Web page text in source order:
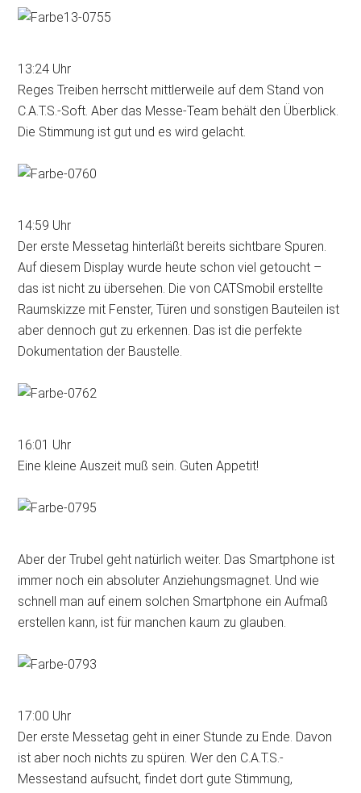
13:24 Uhr
Reges Treiben herrscht mittlerweile auf dem Stand von
C.A.T.S.-Soft. Aber das Messe-Team behält den Überblick.
Die Stimmung ist gut und es wird gelacht.
14:59 Uhr
Der erste Messetag hinterläßt bereits sichtbare Spuren.
Auf diesem Display wurde heute schon viel getoucht –
das ist nicht zu übersehen. Die von CATSmobil erstellte
Raumskizze mit Fenster, Türen und sonstigen Bauteilen ist
aber dennoch gut zu erkennen. Das ist die perfekte
Dokumentation der Baustelle.
16:01 Uhr
Eine kleine Auszeit muß sein. Guten Appetit!
Aber der Trubel geht natürlich weiter. Das Smartphone ist
immer noch ein absoluter Anziehungsmagnet. Und wie
schnell man auf einem solchen Smartphone ein Aufmaß
erstellen kann, ist für manchen kaum zu glauben.
17:00 Uhr
Der erste Messetag geht in einer Stunde zu Ende. Davon
ist aber noch nichts zu spüren. Wer den C.A.T.S.-
Messestand aufsucht, findet dort gute Stimmung,